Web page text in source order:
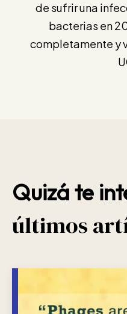
de sufrir una
bacterias en
completamente y
Quizá te
últimos